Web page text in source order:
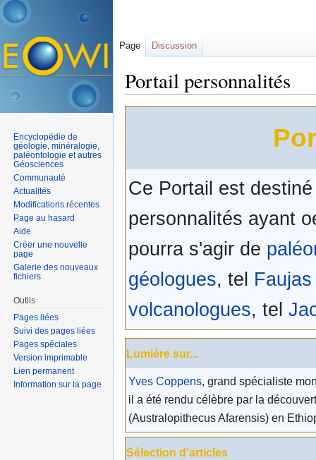
Portail personnalités
Ce Portail est
personnalités ayant
pourra s'agir de
géologues, tel
volcanologues, tel
Lumière sur...
Yves Coppens, grand spécialiste
il a été rendu célèbre par la
(Australopithecus Afarensis) en
Sélection d'articles
Page Discussion
Encyclopédie de
géologie, minéralogie,
paléontologie et autres
Géosciences
Communauté
Actualités
Modifications récentes
Page au hasard
Aide
Créer une nouvelle
page
Galerie des nouveaux
fichiers
Outils
Pages liées
Suivi des pages liées
Pages spéciales
Version imprimable
Lien permanent
Information sur la page